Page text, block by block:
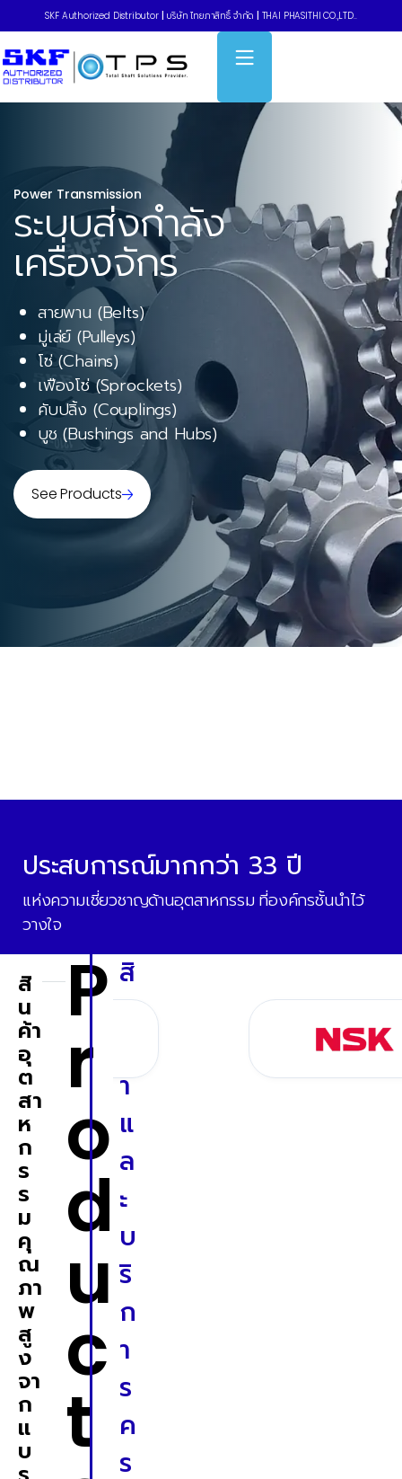
SKF Authorized Distributor บริษัท ไทยภาสิทธิ์ จำกัด THAI PHASITHI CO.,LTD..
Power Transmission
ระบบส่งกำลัง
เครื่องจักร
สายพาน (Belts)
มู่เล่ย์ (Pulleys)
โซ่ (Chains)
เฟืองโซ่ (Sprockets)
คับปลิ้ง (Couplings)
บูช (Bushings and Hubs)
See Products
ประสบการณ์มากกว่า 33 ปี
แห่งความเชี่ยวชาญด้านอุตสาหกรรม ที่องค์กรชั้นนำไว้
วางใจ
สิ
น
ค้า
อุ
ต
สา
ห
ก
ร
ร
ม
คุ
ณ
ภา
พ
สู
ง
จา
ก
แ
บ
P
r
o
d
u
c
t
สิ
น
า
แ
ล
ะ
บ
ริ
ก
า
ร
ค
ร